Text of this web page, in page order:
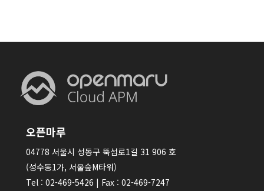
오픈마루
04778 서울시 성동구 뚝섬로1길 31 906 호
(성수동1가, 서울숲M타워)
Tel : 02-469-5426 | Fax : 02-469-7247